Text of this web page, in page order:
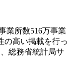
業所数516万事業
の高い掲載を行っ
総務省統計局サ